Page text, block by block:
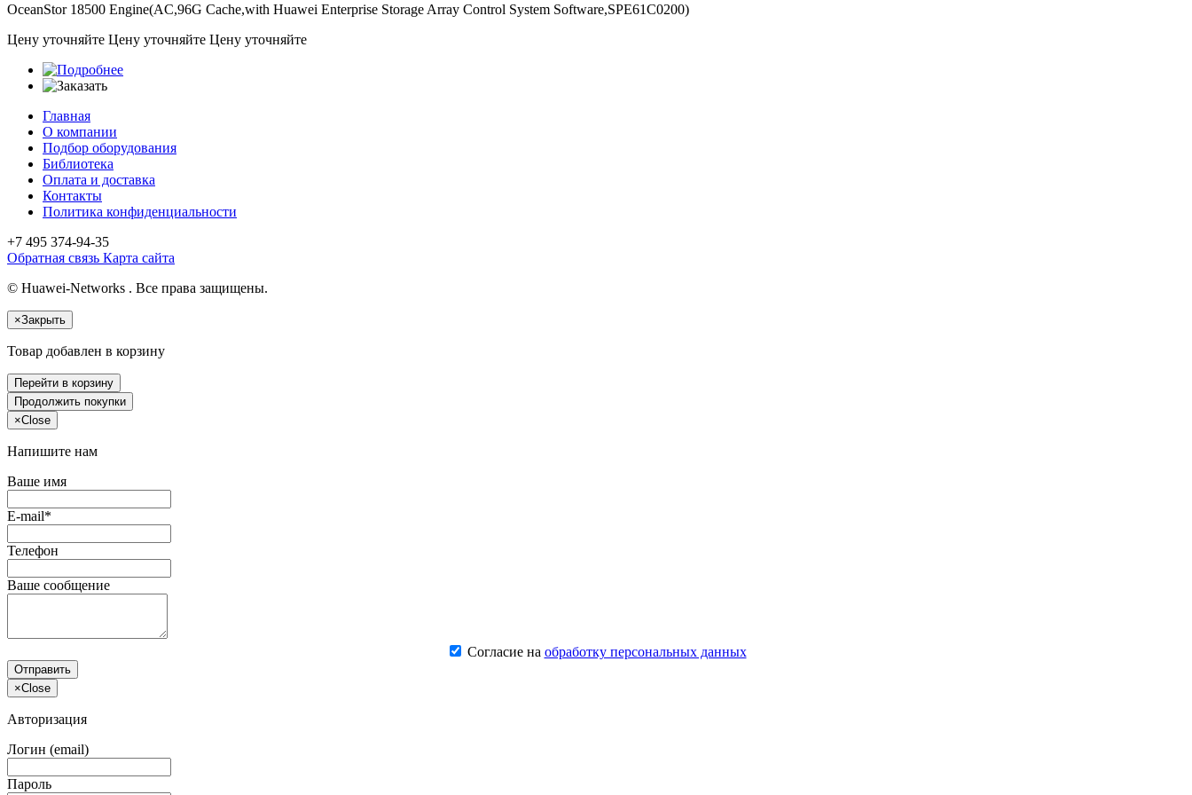
OceanStor 18500 Engine(AC,96G Cache,with Huawei Enterprise Storage Array Control System Software,SPE61C0200)
Цену уточняйте Цену уточняйте Цену уточняйте
Главная
О компании
Подбор оборудования
Библиотека
Оплата и доставка
Контакты
Политика конфиденциальности
+7 495 374-94-35
Обратная связь Карта сайта
© Huawei-Networks . Все права защищены.
×Закрыть
Товар добавлен в корзину
Перейти в корзину
Продолжить покупки
×Close
Напишите нам
Ваше имя
E-mail*
Телефон
Ваше сообщение
Согласие на обработку персональных данных
Отправить
×Close
Авторизация
Логин (email)
Пароль